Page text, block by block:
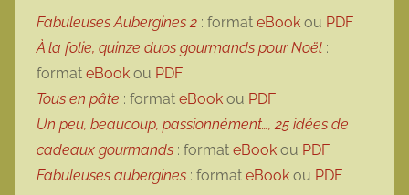
Fabuleuses Aubergines 2 : format eBook ou PDF
À la folie, quinze duos gourmands pour Noël :
format eBook ou PDF
Tous en pâte : format eBook ou PDF
Un peu, beaucoup, passionnément…, 25 idées de
cadeaux gourmands : format eBook ou PDF
Fabuleuses aubergines : format eBook ou PDF